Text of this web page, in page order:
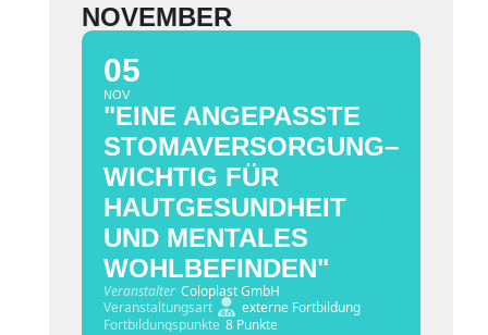
NOVEMBER
05
NOV
"EINE ANGEPASSTE
STOMAVERSORGUNG–
WICHTIG FÜR
HAUTGESUNDHEIT
UND MENTALES
WOHLBEFINDEN"
Veranstalter Coloplast GmbH
Veranstaltungsart
externe Fortbildung
Fortbildungspunkte 8 Punkte